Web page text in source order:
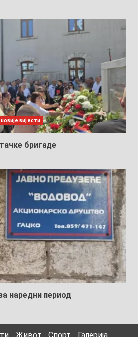
вијести
бригаде
наредни период
Живот Спорт Галерија